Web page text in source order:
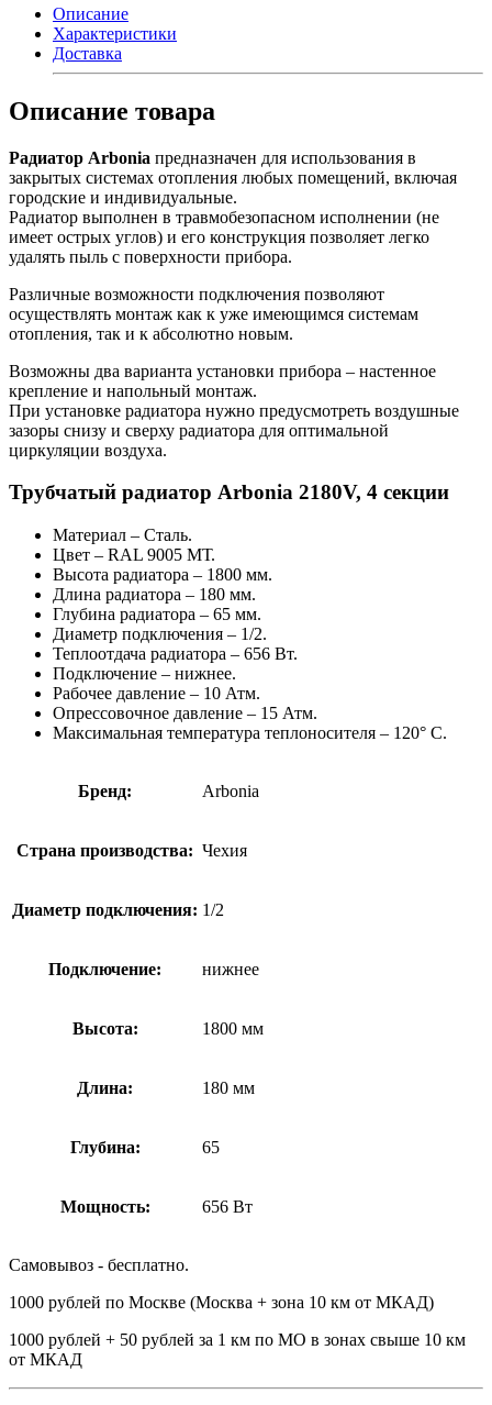
Описание
Характеристики
Доставка
Описание товара
Радиатор Arbonia предназначен для использования в
закрытых системах отопления любых помещений, включая
городские и индивидуальные.
Радиатор выполнен в травмобезопасном исполнении (не
имеет острых углов) и его конструкция позволяет легко
удалять пыль с поверхности прибора.
Различные возможности подключения позволяют
осуществлять монтаж как к уже имеющимся системам
отопления, так и к абсолютно новым.
Возможны два варианта установки прибора – настенное
крепление и напольный монтаж.
При установке радиатора нужно предусмотреть воздушные
зазоры снизу и сверху радиатора для оптимальной
циркуляции воздуха.
Трубчатый радиатор Arbonia 2180V, 4 секции
Материал – Сталь.
Цвет – RAL 9005 МТ.
Высота радиатора – 1800 мм.
Длина радиатора – 180 мм.
Глубина радиатора – 65 мм.
Диаметр подключения – 1/2.
Теплоотдача радиатора – 656 Вт.
Подключение – нижнее.
Рабочее давление – 10 Атм.
Опрессовочное давление – 15 Атм.
Максимальная температура теплоносителя – 120° C.
Бренд: Arbonia
Страна производства: Чехия
Диаметр подключения: 1/2
Подключение: нижнее
Высота: 1800 мм
Длина: 180 мм
Глубина: 65
Мощность: 656 Вт
Самовывоз - бесплатно.
1000 рублей по Москве (Москва + зона 10 км от МКАД)
1000 рублей + 50 рублей за 1 км по МО в зонах свыше 10 км
от МКАД